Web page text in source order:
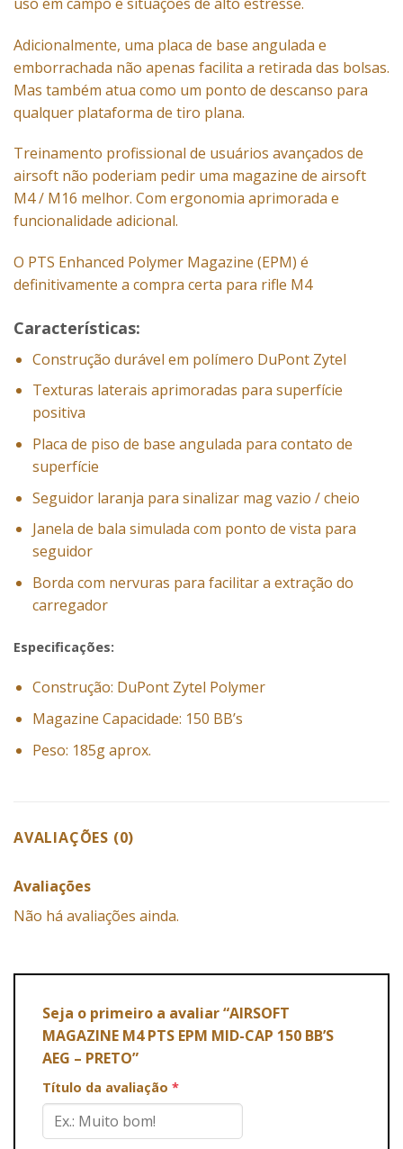
Adicionalmente, uma placa de base angulada e
emborrachada não apenas facilita a retirada das bolsas.
Mas também atua como um ponto de descanso para
qualquer plataforma de tiro plana.
Treinamento profissional de usuários avançados de
airsoft não poderiam pedir uma magazine de airsoft
M4 / M16 melhor. Com ergonomia aprimorada e
funcionalidade adicional.
O PTS Enhanced Polymer Magazine (EPM) é
definitivamente a compra certa para rifle M4
Características:
Construção durável em polímero DuPont Zytel
Texturas laterais aprimoradas para superfície
positiva
Placa de piso de base angulada para contato de
superfície
Seguidor laranja para sinalizar mag vazio / cheio
Janela de bala simulada com ponto de vista para
seguidor
Borda com nervuras para facilitar a extração do
carregador
Especificações:
Construção: DuPont Zytel Polymer
Magazine Capacidade: 150 BB’s
Peso: 185g aprox.
AVALIAÇÕES (0)
Avaliações
Não há avaliações ainda.
Seja o primeiro a avaliar “AIRSOFT
MAGAZINE M4 PTS EPM MID-CAP 150 BB’S
AEG – PRETO”
Título da avaliação *